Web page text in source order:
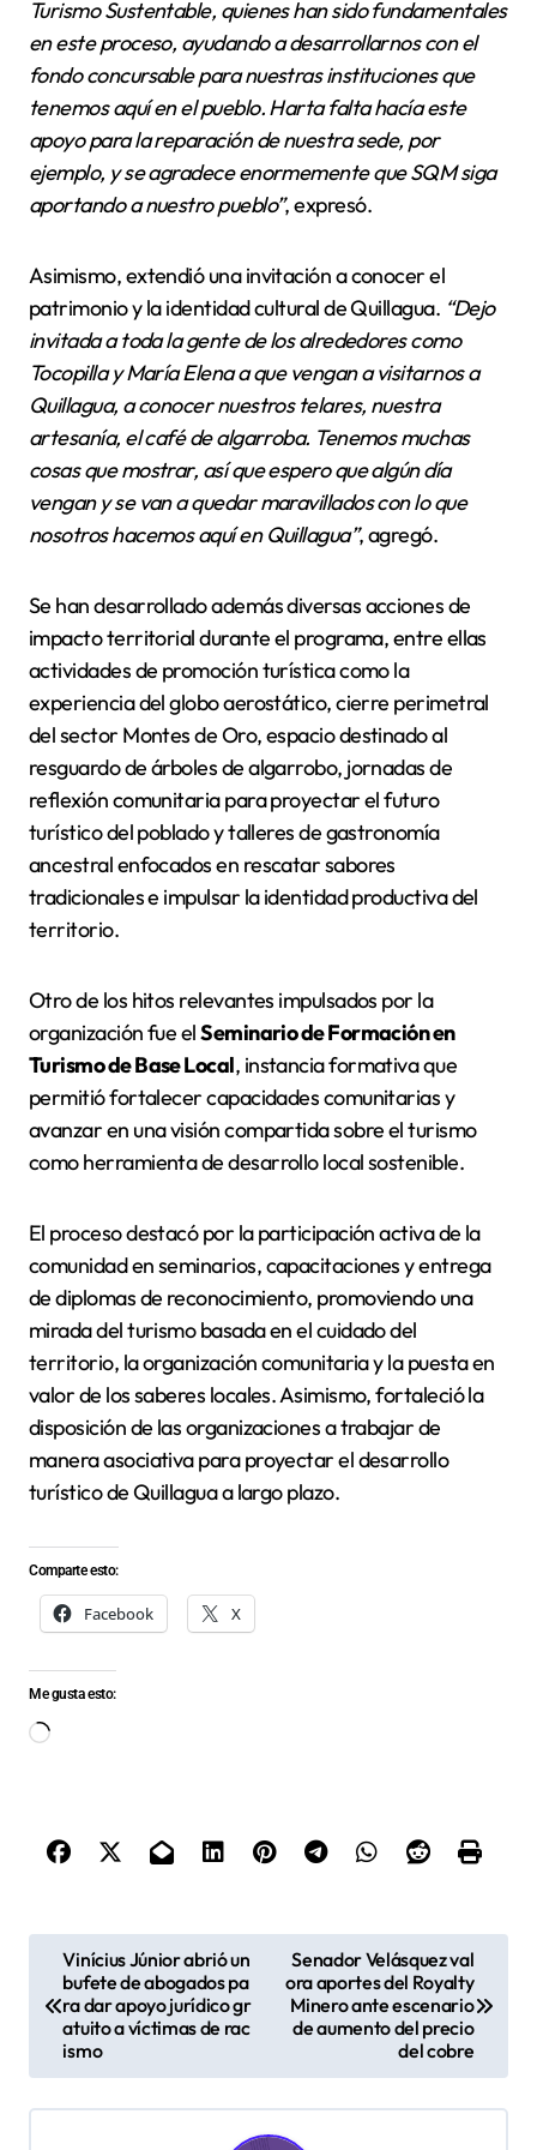
Turismo Sustentable, quienes han sido fundamentales
en este proceso, ayudando a desarrollarnos con el
fondo concursable para nuestras instituciones que
tenemos aquí en el pueblo. Harta falta hacía este
apoyo para la reparación de nuestra sede, por
ejemplo, y se agradece enormemente que SQM siga
aportando a nuestro pueblo”, expresó.
Asimismo, extendió una invitación a conocer el
patrimonio y la identidad cultural de Quillagua. “Dejo
invitada a toda la gente de los alrededores como
Tocopilla y María Elena a que vengan a visitarnos a
Quillagua, a conocer nuestros telares, nuestra
artesanía, el café de algarroba. Tenemos muchas
cosas que mostrar, así que espero que algún día
vengan y se van a quedar maravillados con lo que
nosotros hacemos aquí en Quillagua”, agregó.
Se han desarrollado además diversas acciones de
impacto territorial durante el programa, entre ellas
actividades de promoción turística como la
experiencia del globo aerostático, cierre perimetral
del sector Montes de Oro, espacio destinado al
resguardo de árboles de algarrobo, jornadas de
reflexión comunitaria para proyectar el futuro
turístico del poblado y talleres de gastronomía
ancestral enfocados en rescatar sabores
tradicionales e impulsar la identidad productiva del
territorio.
Otro de los hitos relevantes impulsados por la
organización fue elSeminario de Formación en
Turismo de Base Local, instancia formativa que
permitió fortalecer capacidades comunitarias y
avanzar en una visión compartida sobre el turismo
como herramienta de desarrollo local sostenible.
El proceso destacó por la participación activa de la
comunidad en seminarios, capacitaciones y entrega
de diplomas de reconocimiento, promoviendo una
mirada del turismo basada en el cuidado del
territorio, la organización comunitaria y la puesta en
valor de los saberes locales. Asimismo, fortaleció la
disposición de las organizaciones a trabajar de
manera asociativa para proyectar el desarrollo
turístico de Quillagua a largo plazo.
Comparte esto:
Facebook X
Me gusta esto:
Cargando...
e
g
Vinícius Júnior abrió un
bufete de abogados pa
ra dar apoyo jurídico gr
atuito a víctimas de rac
ismo
Senador Velásquez val
ora aportes del Royalty
Minero ante escenario
de aumento del precio
del cobre